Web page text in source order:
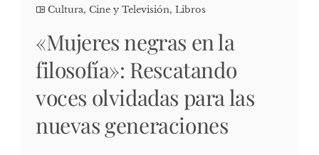
Cultura, Cine y Televisión, Libros
«Mujeres negras en la
filosofía»: Rescatando
voces olvidadas para las
nuevas generaciones